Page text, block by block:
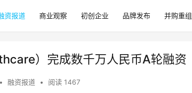
资报道 商业观察 初创企业 品牌发布 并购重组
）完成数千万人民币A轮融资
• 融资报道 • 阅读 1467